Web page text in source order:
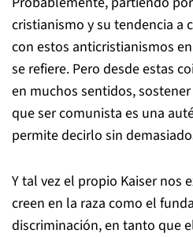
cristianismo y su tendencia a
con estos anticristianismos
se refiere. Pero desde estas
en muchos sentidos,
que ser comunista es una
permite decirlo sin
Y tal vez el propio Kaiser nos
creen en la raza como el
discriminación, en tanto que